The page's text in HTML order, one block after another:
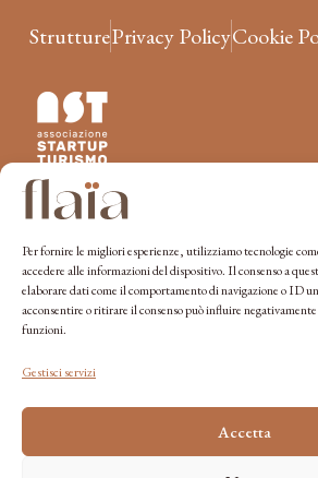
Per fornire le migliori esperienze, utilizziamo tecnologie
accedere alle informazioni del dispositivo. Il consenso a
elaborare dati come il comportamento di navigazione o ID
acconsentire o ritirare il consenso può influire
funzioni.
Gestisci servizi
Accetta
StrutturePrivacy PolicyCookie
Unisciti a flaïa
Inviando i miei dati dichiaro di aver preso
Privacy e di acconsentire alla ricezione della